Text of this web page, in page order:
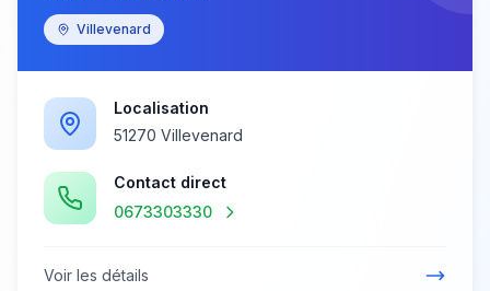
Villevenard
Localisation
51270 Villevenard
Contact direct
0673303330
Voir les détails